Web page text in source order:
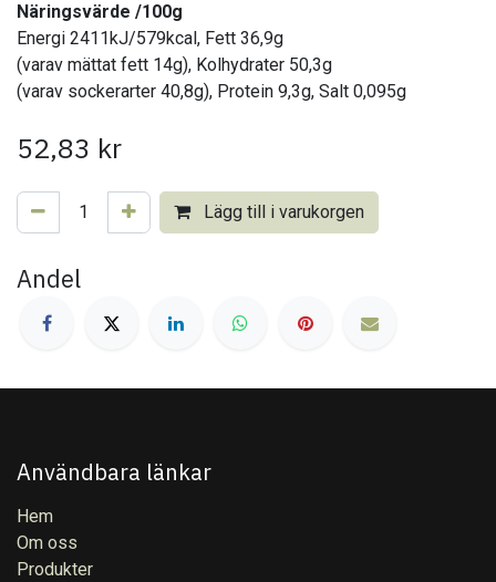
Näringsvärde /100g
Energi 2411kJ/579kcal, Fett 36,9g
(varav mättat fett 14g), Kolhydrater 50,3g
(varav sockerarter 40,8g), Protein 9,3g, Salt 0,095g
52,83 kr
Lägg till i varukorgen
Andel
Användbara länkar
Hem
Om oss
Produkter